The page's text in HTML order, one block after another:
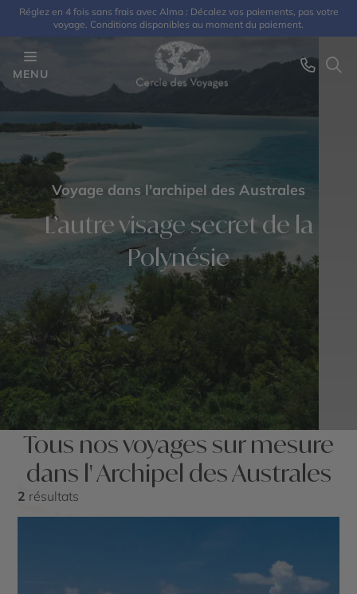
Réglez en 4 fois sans frais avec Alma : Décalez vos paiements, pas votre
voyage. Conditions disponibles au moment du paiement.
MENU
Voyage dans l'archipel des Australes
L’autre visage secret de la
Polynésie
Tous nos voyages sur mesure
dans l' Archipel des Australes
2 résultats